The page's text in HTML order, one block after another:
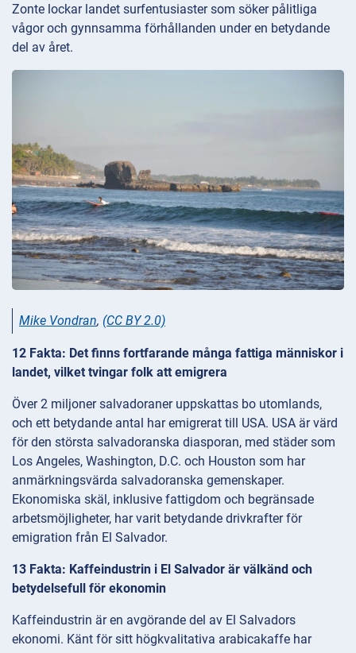
Zonte lockar landet surfentusiaster som söker pålitliga
vågor och gynnsamma förhållanden under en betydande
del av året.
Mike Vondran, (CC BY 2.0)
12 Fakta: Det finns fortfarande många fattiga människor i
landet, vilket tvingar folk att emigrera
Över 2 miljoner salvadoraner uppskattas bo utomlands,
och ett betydande antal har emigrerat till USA. USA är värd
för den största salvadoranska diasporan, med städer som
Los Angeles, Washington, D.C. och Houston som har
anmärkningsvärda salvadoranska gemenskaper.
Ekonomiska skäl, inklusive fattigdom och begränsade
arbetsmöjligheter, har varit betydande drivkrafter för
emigration från El Salvador.
13 Fakta: Kaffeindustrin i El Salvador är välkänd och
betydelsefull för ekonomin
Kaffeindustrin är en avgörande del av El Salvadors
ekonomi. Känt för sitt högkvalitativa arabicakaffe har